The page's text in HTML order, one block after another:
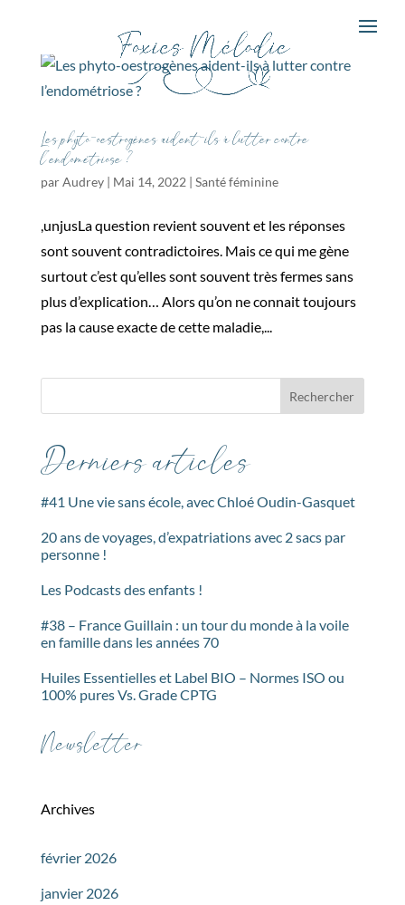
Les phyto-oestrogènes aident-ils à lutter contre
l’endométriose ?
parAudrey| Mai 14, 2022 | Santé féminine
,unjusLa question revient souvent et les réponses
sont souvent contradictoires. Mais ce qui me gène
surtout c’est qu’elles sont souvent très fermes sans
plus d’explication… Alors qu’on ne connait toujours
pas la cause exacte de cette maladie,...
Rechercher
Derniers articles
#41 Une vie sans école, avec Chloé Oudin-Gasquet
20 ans de voyages, d’expatriations avec 2 sacs par
personne !
Les Podcasts des enfants !
#38 – France Guillain : un tour du monde à la voile
en famille dans les années 70
Huiles Essentielles et Label BIO – Normes ISO ou
100% pures Vs. Grade CPTG
Newsletter
Archives
février 2026
janvier 2026